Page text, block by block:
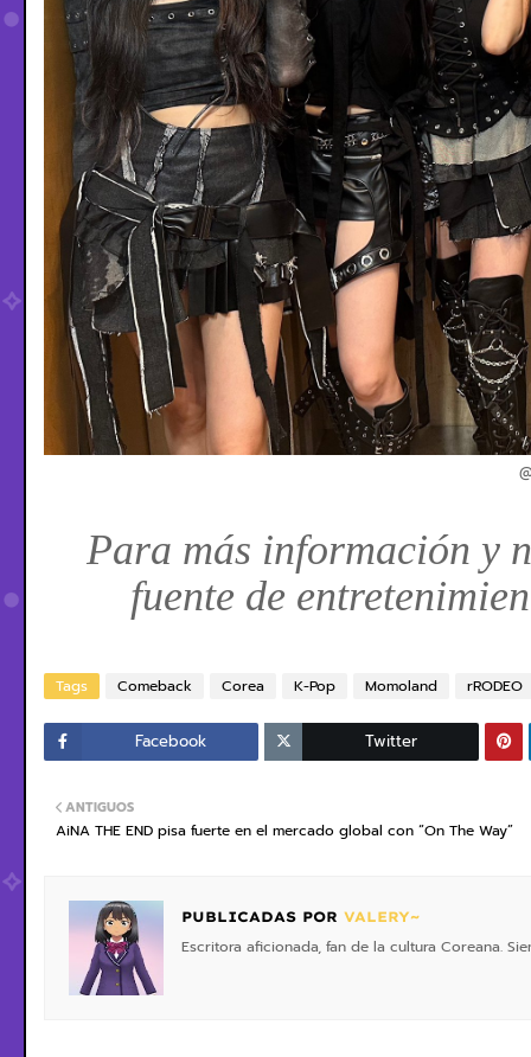
Para más información y
fuente de
Tags Comeback Corea K-Pop Momoland rRODEO
Facebook Twitter
ANTIGUOS
AiNA THE END pisa fuerte en el mercado global con “On The Way”
PUBLICADAS POR VALERY~
Escritora aficionada, fan de la cultura Coreana.